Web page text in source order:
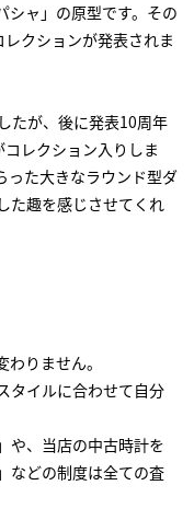
シャ」の原型です。その
クションが発表されま
たが、後に発表10周年
レクション入りしま
った大きなラウンド型ダ
た趣を感じさせてくれ
りません。
タイルに合わせて自分
や、当店の中古時計を
などの制度は全ての査